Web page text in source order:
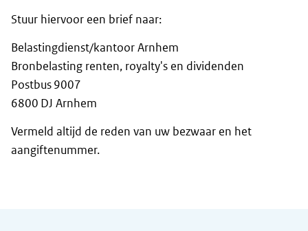
Stuur hiervoor een brief naar:
Belastingdienst/kantoor Arnhem
Bronbelasting renten, royalty's en dividenden
Postbus 9007
6800 DJ Arnhem
Vermeld altijd de reden van uw bezwaar en het
aangiftenummer.